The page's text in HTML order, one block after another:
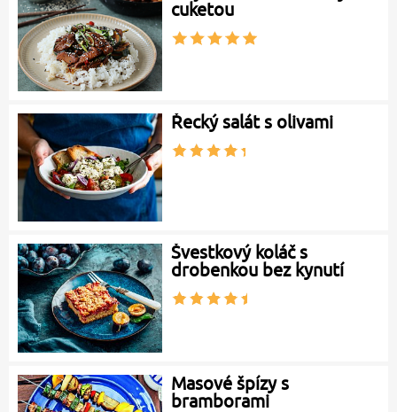
cuketou
Řecký salát s olivami
Švestkový koláč s
drobenkou bez kynutí
Masové špízy s
bramborami